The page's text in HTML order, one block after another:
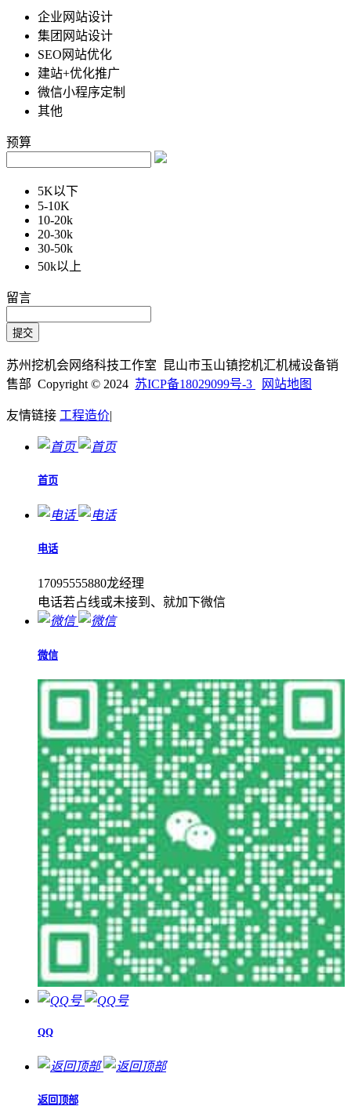
企业网站设计
集团网站设计
SEO网站优化
建站+优化推广
微信小程序定制
其他
预算
5K以下
5-10K
10-20k
20-30k
30-50k
50k以上
留言
苏州挖机会网络科技工作室 昆山市玉山镇挖机汇机械设备销
售部 Copyright © 2024 苏ICP备18029099号-3 网站地图
友情链接 工程造价|
首页
电话
17095555880龙经理
电话若占线或未接到、就加下微信
微信
QQ
返回顶部